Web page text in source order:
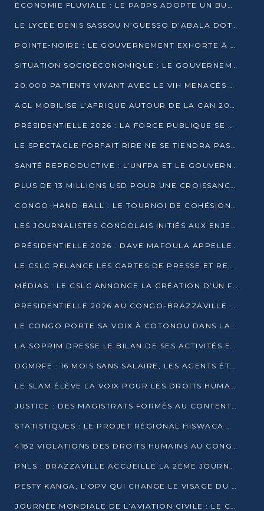
ÉCONOMIE FLUVIALE : LE PABPS ADOPTE UN BUDGET 2026 DE PLUS DE 2,7 MILLIARDS FCFA
LE LYCÉE DENIS SASSOU N’GUESSO D’ABALA DOTÉ D’UNE SALLE MULTIMÉDIA
POINTE-NOIRE : LE GOUVERNEMENT EXHORTE À UN USAGE RESPONSABLE DU NOUVEAU MATÉRIEL MUNICIPAL
SITUATION SOCIOÉCONOMIQUE : LE GOUVERNEMENT INTERPELLÉ DEVANT LE SÉNAT
20.000 PATIENTS VIVANT AVEC LE VIH MENACÉS D’ARRÊT DE TRAITEMENT
AGL MOBILISE L’AFRIQUE AUTOUR DE LA CAN 2025
PRÉSIDENTIELLE 2026 : LA FORCE PUBLIQUE SE PRÉPARE À SÉCURISER LE SCRUTIN
LE SPECTACLE FORFAIT RIRE NE SE TIENDRA PAS LE 1ER JANVIER
SANTÉ REPRODUCTIVE : L’UNFPA ET LE GOUVERNEMENT AFFINENT LES PRIORITÉS DE 2026
PLUS DE 13 MILLIONS USD POUR UNE CROISSANCE VERTE ET SOUVERAINE
CONGO–HAND-BALL : LE TOURNOI DE COHÉSION ET DE FRATERNITÉ ALLUME SES LAMPIONS À BRAZZAVILLE
LES JOURNALISTES CONGOLAIS INITIÉS AUX ENJEUX DE L’ÉCONOMIE BLEUE
PRÉSIDENTIELLE 2026 : DAVE MAFOULA APPELLE LES CONGOLAIS À UN « NOUVEAU DÉPART »
LE CSLC RELANCE LES CARTES DE PRESSE ET RECONNAÎT OFFICIELLEMENT LES MÉDIAS EN LIGNE
MÉDIAS : LE CSLC ANNONCE LA CRÉATION D’UN FONDS D’APPUI À LA PRESSE
PRESIDENTIELLE 2026 AU CONGO-BRAZZAVILLE : UN CASTING ÉLARGI
LE CONGO PORTE SA VOIX À COTONOU DANS LA LUTTE CONTRE LA TUBERCULOSE
LA SOPRIM DRESSE LE BILAN DE SES ACTIVITÉS ET FIXE DE NOUVELLES PRIORITÉS
DGMRFE : 16 MOIS SANS SALAIRE, LES AGENTS ÉTOUFFENT DANS LE SILENCE
LE SLAM ÉLÈVE LA VOIX POUR LES DROITS HUMAINS À BRAZZAVILLE
JUSTICE : DES MAGISTRATS FORMÉS AU CONTENTIEUX DE LA PROPRIÉTÉ INTELLECTUELLE
STATISTIQUES : LE PROJET RÉGIONAL HISWACA OFFICIELLEMENT LANCÉ AU CONGO
4182 VIOLATIONS DES DROITS HUMAINS AU CONGO EN 2025 SELON LE CAD
PNLS : BRAZZAVILLE ACCUEILLE LA 2ÈME JOURNÉE SCIENTIFIQUE SUR LE VIH/SIDA
PESTY KANGA, L’OPV QUI CHANGE LE VISAGE DU REPORTAGE AU CONGO
JOURNÉE MONDIALE DE L’AVIATION CIVILE : LE CONGO MISE SUR L’INNOVATION ET LA SÉCURITÉ